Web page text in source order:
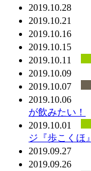
2019.10.28
2019.10.21
2019.10.16
2019.10.15
2019.10.11
2019.10.09
2019.10.07
2019.10.06
が飲みたい！
2019.10.01
ジ『歩こくほ』
2019.09.27
2019.09.26